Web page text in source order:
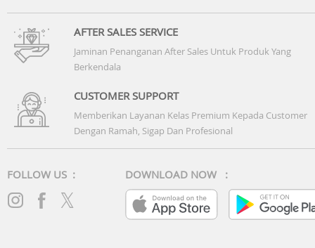
AFTER SALES SERVICE
Jaminan Penanganan After Sales Untuk Produk Yang
Berkendala
CUSTOMER SUPPORT
Memberikan Layanan Kelas Premium Kepada Customer
Dengan Ramah, Sigap Dan Profesional
FOLLOW US : DOWNLOAD NOW :